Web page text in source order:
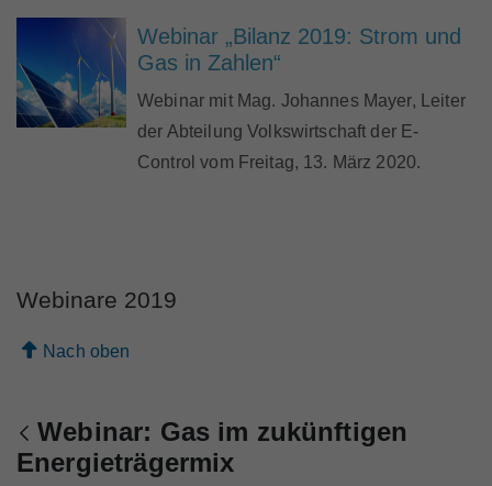
Webinar „Bilanz 2019: Strom und
Gas in Zahlen“
Webinar mit Mag. Johannes Mayer, Leiter
der Abteilung Volkswirtschaft der E-
Control vom Freitag, 13. März 2020.
Webinare 2019
Nach oben
Zurück
Webinar: Gas im zukünftigen
Energieträgermix